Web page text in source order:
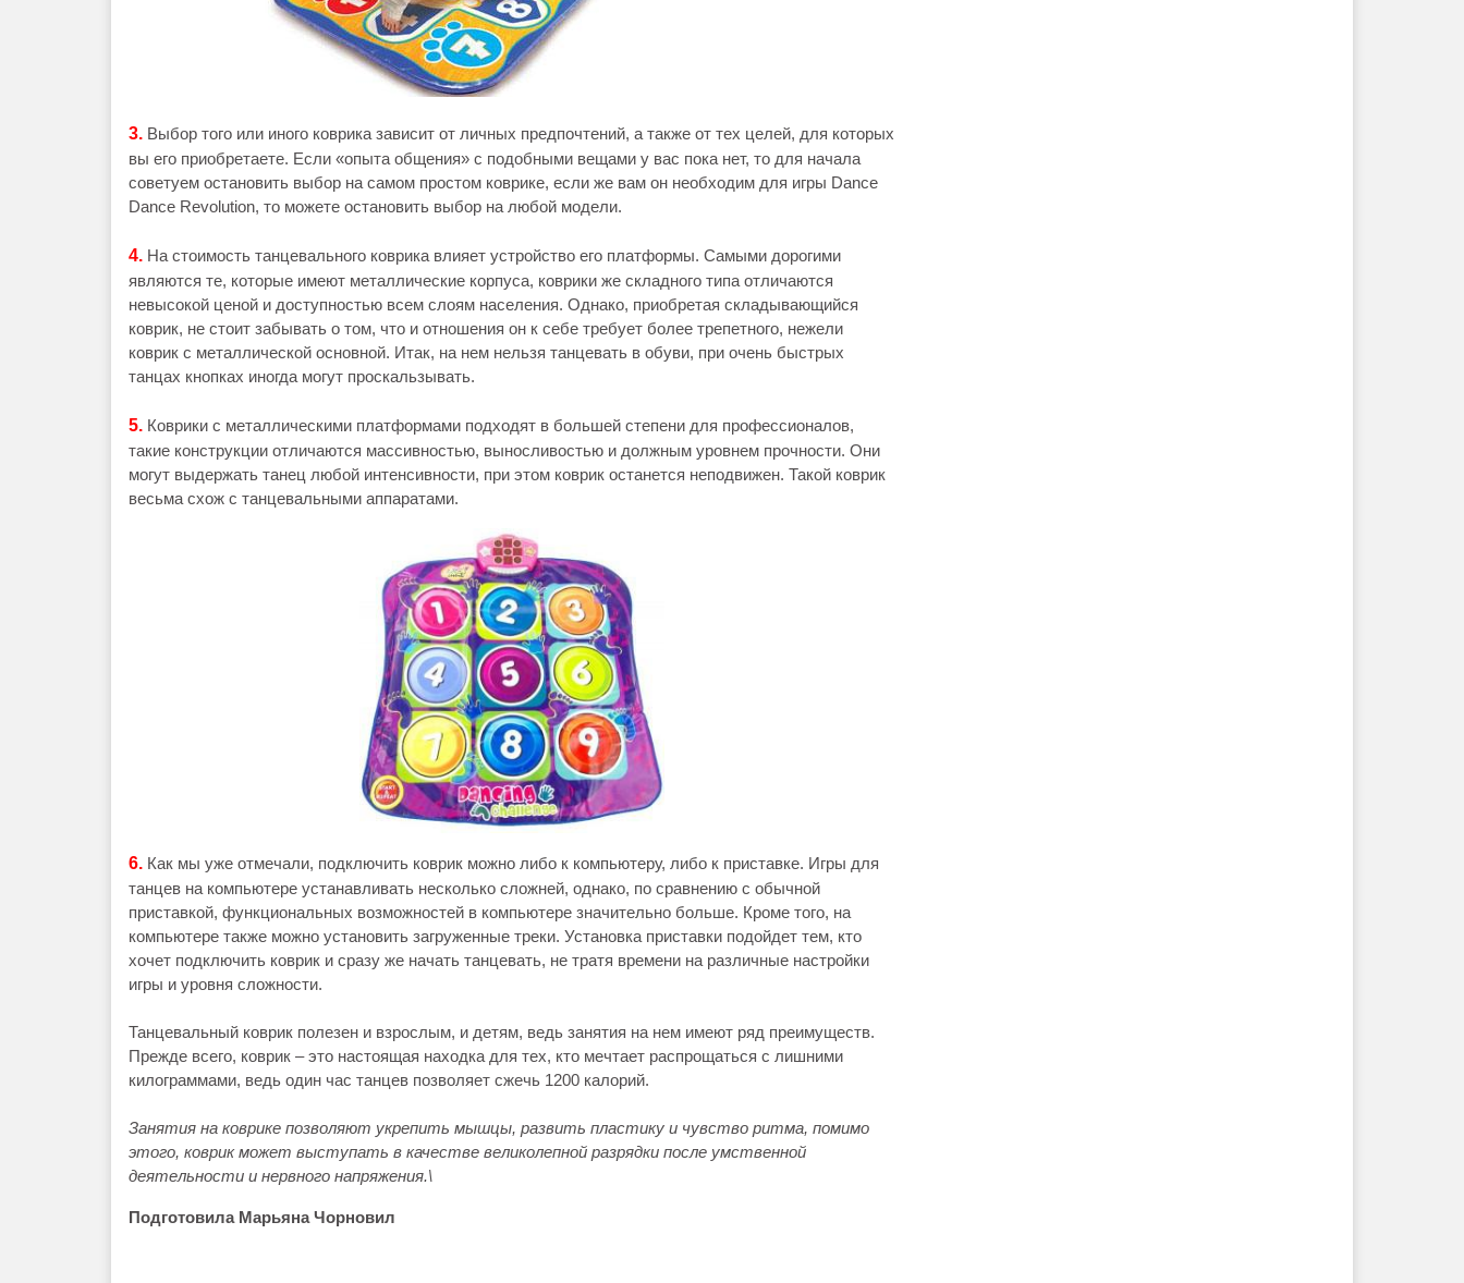
3. Выбор того или иного коврика зависит от личных предпочтений, а также от тех целей, для которых
вы его приобретаете. Если «опыта общения» с подобными вещами у вас пока нет, то для начала
советуем остановить выбор на самом простом коврике, если же вам он необходим для игры Dance
Dance Revolution, то можете остановить выбор на любой модели.
4. На стоимость танцевального коврика влияет устройство его платформы. Самыми дорогими
являются те, которые имеют металлические корпуса, коврики же складного типа отличаются
невысокой ценой и доступностью всем слоям населения. Однако, приобретая складывающийся
коврик, не стоит забывать о том, что и отношения он к себе требует более трепетного, нежели
коврик с металлической основной. Итак, на нем нельзя танцевать в обуви, при очень быстрых
танцах кнопках иногда могут проскальзывать.
5. Коврики с металлическими платформами подходят в большей степени для профессионалов,
такие конструкции отличаются массивностью, выносливостью и должным уровнем прочности. Они
могут выдержать танец любой интенсивности, при этом коврик останется неподвижен. Такой коврик
весьма схож с танцевальными аппаратами.
6. Как мы уже отмечали, подключить коврик можно либо к компьютеру, либо к приставке. Игры для
танцев на компьютере устанавливать несколько сложней, однако, по сравнению с обычной
приставкой, функциональных возможностей в компьютере значительно больше. Кроме того, на
компьютере также можно установить загруженные треки. Установка приставки подойдет тем, кто
хочет подключить коврик и сразу же начать танцевать, не тратя времени на различные настройки
игры и уровня сложности.
Танцевальный коврик полезен и взрослым, и детям, ведь занятия на нем имеют ряд преимуществ.
Прежде всего, коврик – это настоящая находка для тех, кто мечтает распрощаться с лишними
килограммами, ведь один час танцев позволяет сжечь 1200 калорий.
Занятия на коврике позволяют укрепить мышцы, развить пластику и чувство ритма, помимо
этого, коврик может выступать в качестве великолепной разрядки после умственной
деятельности и нервного напряжения.\
Подготовила Марьяна Чорновил